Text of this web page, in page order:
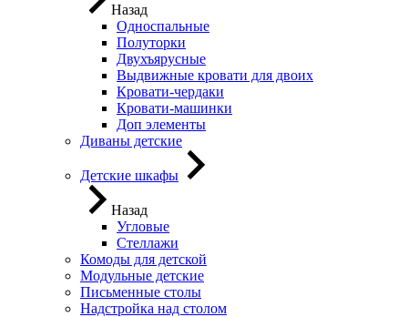
Назад
Односпальные
Полуторки
Двухъярусные
Выдвижные кровати для двоих
Кровати-чердаки
Кровати-машинки
Доп элементы
Диваны детские
Детские шкафы
Назад
Угловые
Стеллажи
Комоды для детской
Модульные детские
Письменные столы
Надстройка над столом